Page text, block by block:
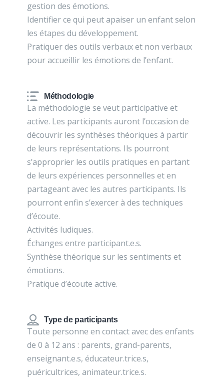
gestion des émotions.
Identifier ce qui peut apaiser un enfant selon
les étapes du développement.
Pratiquer des outils verbaux et non verbaux
pour accueillir les émotions de l’enfant.
Méthodologie
La méthodologie se veut participative et
active. Les participants auront l’occasion de
découvrir les synthèses théoriques à partir
de leurs représentations. Ils pourront
s’approprier les outils pratiques en partant
de leurs expériences personnelles et en
partageant avec les autres participants. Ils
pourront enfin s’exercer à des techniques
d’écoute.
Activités ludiques.
Échanges entre participant.e.s.
Synthèse théorique sur les sentiments et
émotions.
Pratique d’écoute active.
Type de participants
Toute personne en contact avec des enfants
de 0 à 12 ans : parents, grand-parents,
enseignant.e.s, éducateur.trice.s,
puéricultrices, animateur.trice.s.